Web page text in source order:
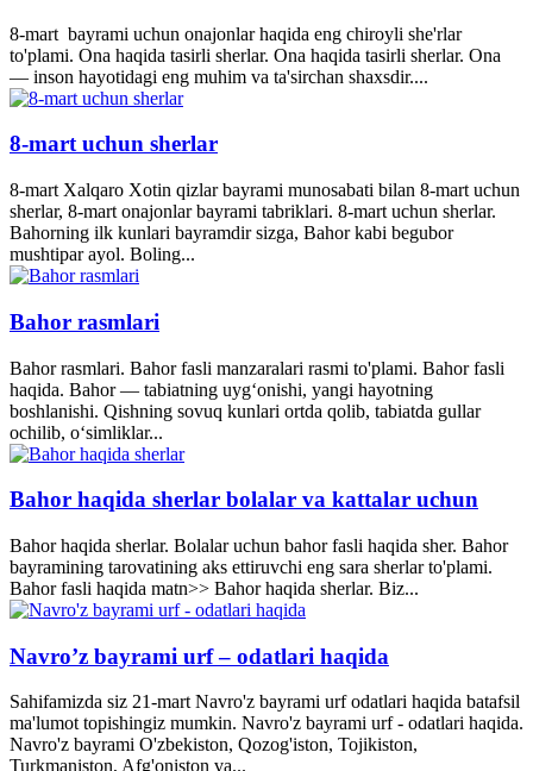
8-mart bayrami uchun onajonlar haqida eng chiroyli she'rlar
to'plami. Ona haqida tasirli sherlar. Ona haqida tasirli sherlar. Ona
— inson hayotidagi eng muhim va ta'sirchan shaxsdir....
8-mart uchun sherlar
8-mart Xalqaro Xotin qizlar bayrami munosabati bilan 8-mart uchun
sherlar, 8-mart onajonlar bayrami tabriklari. 8-mart uchun sherlar.
Bahorning ilk kunlari bayramdir sizga, Bahor kabi begubor
mushtipar ayol. Boling...
Bahor rasmlari
Bahor rasmlari. Bahor fasli manzaralari rasmi to'plami. Bahor fasli
haqida. Bahor — tabiatning uyg‘onishi, yangi hayotning
boshlanishi. Qishning sovuq kunlari ortda qolib, tabiatda gullar
ochilib, o‘simliklar...
Bahor haqida sherlar bolalar va kattalar uchun
Bahor haqida sherlar. Bolalar uchun bahor fasli haqida sher. Bahor
bayramining tarovatining aks ettiruvchi eng sara sherlar to'plami.
Bahor fasli haqida matn>> Bahor haqida sherlar. Biz...
Navro’z bayrami urf – odatlari haqida
Sahifamizda siz 21-mart Navro'z bayrami urf odatlari haqida batafsil
ma'lumot topishingiz mumkin. Navro'z bayrami urf - odatlari haqida.
Navro'z bayrami O'zbekiston, Qozog'iston, Tojikiston,
Turkmaniston, Afg'oniston va...